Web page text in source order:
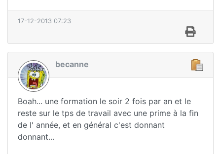
17-12-2013 07:23
becanne
Boah... une formation le soir 2 fois par an et le
reste sur le tps de travail avec une prime à la fin
de l' année, et en général c'est donnant
donnant...